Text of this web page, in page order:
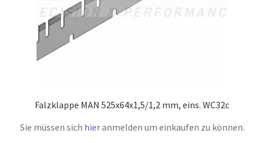
Falzklappe MAN 525x64x1,5/1,2 mm, eins. WC32c
Sie müssen sich hieranmelden um einkaufen zu können.